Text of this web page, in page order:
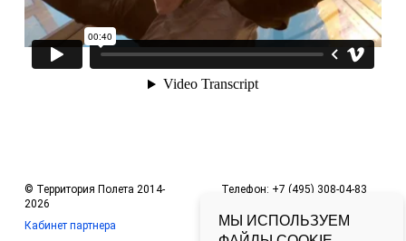
© Территория Полета 2014-
2026
Кабинет партнера
Телефон: +7 (495) 308-04-83
Ленинградский пр-т, д. 36, ТЦ
МЫ ИСПОЛЬЗУЕМ